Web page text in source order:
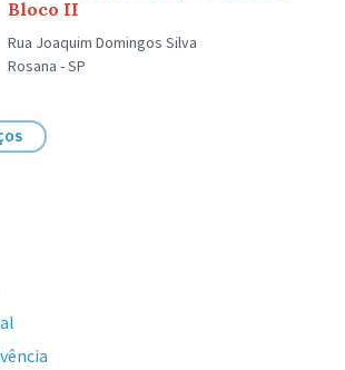
Bloco II
Rua Joaquim Domingos Silva
Rosana - SP